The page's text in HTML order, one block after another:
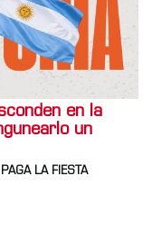
en la
un
LA FIESTA